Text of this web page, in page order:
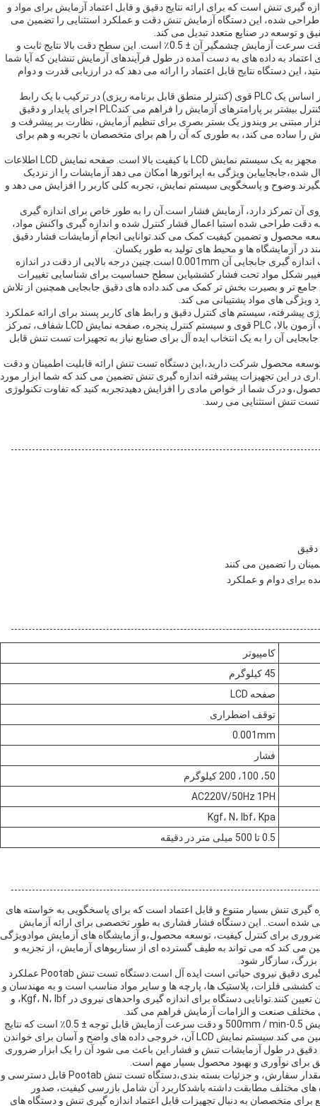
گیری تنش است که برای ارائه نتایج دقیق و قابل اعتماد آزمایش برای مواد و
شده، این دستگاه آزمایش تنش دقت و عملکرد استثنایی را تضمین می
و توسعه در صنایع متعدد تبدیل می کند.
یکی از ویژگی های برجسته این دستگاه آزمایش تنش دقت سرعت آزمایش چشمگیر آن ± 0.5٪ است. این سطح دقت بالا نتایج ثابت و
اعتماد به داده های به دست آمده در طول فرآیندهای آزمایش تنشاین که آیا شما
این دستگاه نتایج قابل اعتماد را ارائه می دهد که در ارزیابی قدرت و دوام
سیستم کنترل یکپارچه شده در این دستگاه تست تنش بر اساس یک PLC قوی (کنترلر منطق قابل برنامه ریزی) در ترکیب با یک رابط
کاربر پسند ویندوز است.این ترکیب عملکرد بی نقص و کنترل بیشتر بر پارامترهای آزمایش را فراهم می کندPLC اجرای پایدار و دقیق
مبتنی بر ویندوز یک بستر بصری برای تنظیم آزمایش، نظارت بر پیشرفت و
را ساده می کند، به طوری که آن را هم برای متخصصان با تجربه و هم برای
برای تجسم واضح و آسان داده ها، دستگاه آزمایش تنش مجهز به یک سیستم نمایش LCD با کیفیت بالا است. صفحه نمایش LCD اطلاعات
ویژگی به اپراتورها امکان می دهد آزمایشات را از نزدیک
و پاسخگویی سیستم نمایش، تجربه کلی کاربر را افزایش می دهد و
آن تمرکز دارد، آزمایش فشار است.آن را به طور خاص برای اندازه گیری
طراحی شده استبا اعمال فشار کنترل شده و اندازه گیری واکنش مواد،
محصول و تضمین کیفیت کمک می کند.توانایی انجام آزمایشات فشار دقیق
آزمایشگاه ها و محیط های تولید به طور یکسان.
مشخصات مهم دیگری از این دستگاه آزمایش تنش دقت اندازه گیری جابجایی آن 0.001mm است.چنین درجه بالایی از دقت در اندازه
تغییر شکل مواد تحت فشار کششیاین سطح حساسیت برای شناسایی تغییرات
جامع تر و بصیرت بخش تر کمک می کند.داده های دقیق جابجایی همچنین از تلاش
ویژگی های مواد پشتیبانی می کند.
پیشرفته، سیستم های کنترل دقیق و رابط های کاربر پسند برای ارائه عملکرد
برتر در برنامه های اندازه گیری تنش است.دقت سرعت آزمون بالا، PLC قوی و سیستم کنترل پنجره، صفحه نمایش LCD شفاف، تمرکز
آن را به یک انتخاب ایده آل برای صنایع نیاز به تجهیزات تست تنش قابل
توسعه محصول شرکت دارید،این دستگاه تست تنش ارائه قابلیت اطمینان و دقت
در این تجهیزات پیشرفته اندازه گیری تنش تضمین می کند که شما ابزار مورد
محصول،و درک شما از خواص مادی را افزایش دهیدتجربه کنید که تفاوت تکنولوژی
تست تنش استثنایی می رسد.
دقیق
را تضمین می کنند
برای دوام و عملکرد
کامپیوتر
45 کیلوگرم
صفحه LCD
توقف اضطراری
0.001mm
فشار
50، 100، 200 کیلوگرم
AC220V/50Hz 1PH
Kgf، N، lbf، Kpa
0.5 تا 500 میلی متر در دقیقه
گیری تنش بسیار متنوع و قابل اعتماد است که برای پاسخگویی به خواسته های
شده است.. این دستگاه فشار فشاری به طور تخصصی برای ارائه آزمایش
برای کنترل کیفیت، توسعه محصول،و آزمایشگاه های آزمایش موادویژگی
کند که می تواند به طیف گسترده ای از سناریوهای آزمایش، از تجزیه و
سازگار شود.
این تجهیزات اندازه گیری تنش برای مواقعی که اندازه گیری دقیق نیروی حیاتی است ایده آل است.دستگاه تست تنش Pootab عملکرد
کششی فلزات، پلاستیک ها، پارچه ها و سایر مواد مناسب است و به مهندسان و
تکنسین ها اجازه می دهد تا ویژگی های مواد را با اطمینان تعیین کنند.توانایی دستگاه برای اندازه گیری واحدهای نیروی در Kgf، N، lbf، و
دستگاه تست تنش Pootab دارای محدوده سرعت آزمایش 0.5-500mm / min و دقت سرعت آزمایش قابل توجه ± 0.5٪ است که نتایج
سازگار و قابل اعتماد را در شرایط مختلف آزمایش تضمین می کند.سیستم نمایش LCD آن، خروجی داده های واضح و آسان برای خواندن
دقیق در طول آزمایشات تنش و فشار.این باعث می شود آن را یک ابزار ضروری
برای نوآوری و بهبود محصول بسیار مهم است.
با شرایط پرداخت قابل مذاکره، قیمت گذاری، حداقل مقدار سفارش، و جزئیات بسته بندی،دستگاه تست تنش Pootab قابل دسترسی و
های مختلف مطابقت داشته باشدکاربرد آن شامل بازرسی کیفیت، صدور
متخصصان به دنبال تجهیزات قابل اعتماد اندازه گیری تنش و دستگاه های